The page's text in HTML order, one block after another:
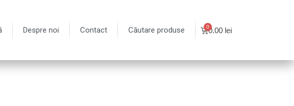
Despre noi Contact Căutare produse 0.00 lei